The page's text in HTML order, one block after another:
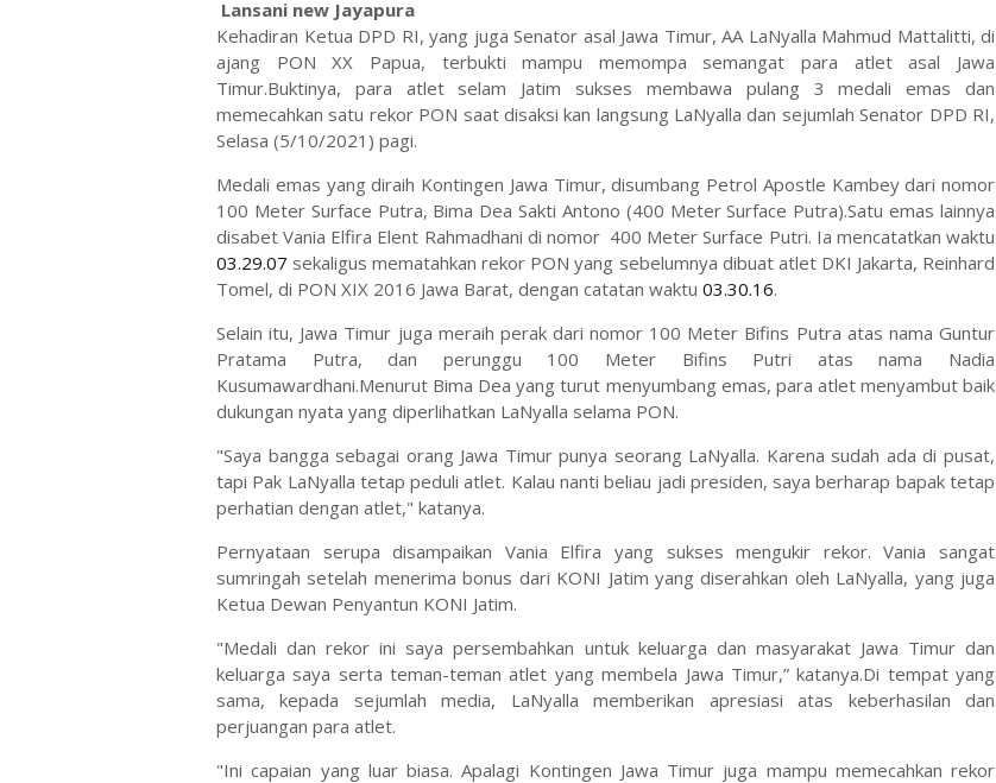
Lansani new Jayapura
Kehadiran Ketua DPD RI, yang juga Senator asal Jawa Timur, AA LaNyalla Mahmud Mattalitti, di
ajang PON XX Papua, terbukti mampu memompa semangat para atlet asal Jawa
Timur.Buktinya, para atlet selam Jatim sukses membawa pulang 3 medali emas dan
memecahkan satu rekor PON saat disaksi kan langsung LaNyalla dan sejumlah Senator DPD RI,
Selasa (5/10/2021) pagi.
Medali emas yang diraih Kontingen Jawa Timur, disumbang Petrol Apostle Kambey dari nomor
100 Meter Surface Putra, Bima Dea Sakti Antono (400 Meter Surface Putra).Satu emas lainnya
disabet Vania Elfira Elent Rahmadhani di nomor 400 Meter Surface Putri. Ia mencatatkan waktu
03.29.07 sekaligus mematahkan rekor PON yang sebelumnya dibuat atlet DKI Jakarta, Reinhard
Tomel, di PON XIX 2016 Jawa Barat, dengan catatan waktu 03.30.16.
Selain itu, Jawa Timur juga meraih perak dari nomor 100 Meter Bifins Putra atas nama Guntur
Pratama Putra, dan perunggu 100 Meter Bifins Putri atas nama Nadia
Kusumawardhani.Menurut Bima Dea yang turut menyumbang emas, para atlet menyambut baik
dukungan nyata yang diperlihatkan LaNyalla selama PON.
"Saya bangga sebagai orang Jawa Timur punya seorang LaNyalla. Karena sudah ada di pusat,
tapi Pak LaNyalla tetap peduli atlet. Kalau nanti beliau jadi presiden, saya berharap bapak tetap
perhatian dengan atlet," katanya.
Pernyataan serupa disampaikan Vania Elfira yang sukses mengukir rekor. Vania sangat
sumringah setelah menerima bonus dari KONI Jatim yang diserahkan oleh LaNyalla, yang juga
Ketua Dewan Penyantun KONI Jatim.
"Medali dan rekor ini saya persembahkan untuk keluarga dan masyarakat Jawa Timur dan
keluarga saya serta teman-teman atlet yang membela Jawa Timur,” katanya.Di tempat yang
sama, kepada sejumlah media, LaNyalla memberikan apresiasi atas keberhasilan dan
perjuangan para atlet.
"Ini capaian yang luar biasa. Apalagi Kontingen Jawa Timur juga mampu memecahkan rekor